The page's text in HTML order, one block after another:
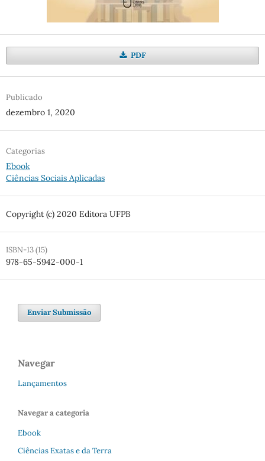
PDF
Publicado
dezembro 1, 2020
Categorias
Ebook
Ciências Sociais Aplicadas
Copyright (c) 2020 Editora UFPB
ISBN-13 (15)
978-65-5942-000-1
Enviar Submissão
Navegar
Lançamentos
Navegar a categoria
Ebook
Ciências Exatas e da Terra